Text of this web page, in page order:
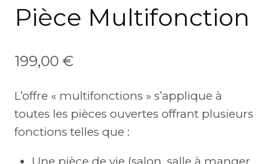
Pièce Multifonction
199,00 €
L’offre « multifonctions » s’applique à
toutes les pièces ouvertes offrant plusieurs
fonctions telles que :
Une pièce de vie (salon, salle à manger,